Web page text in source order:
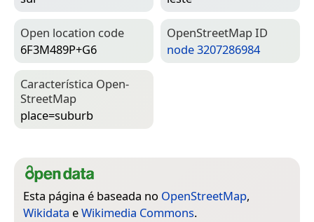
Open location code
6F3M489P+G6
Open­Street­Map ID
node 3207286984
Característica Open­
Street­Map
place=­suburb
Esta página é baseada no OpenStreetMap,
Wikidata eWikimedia Commons.